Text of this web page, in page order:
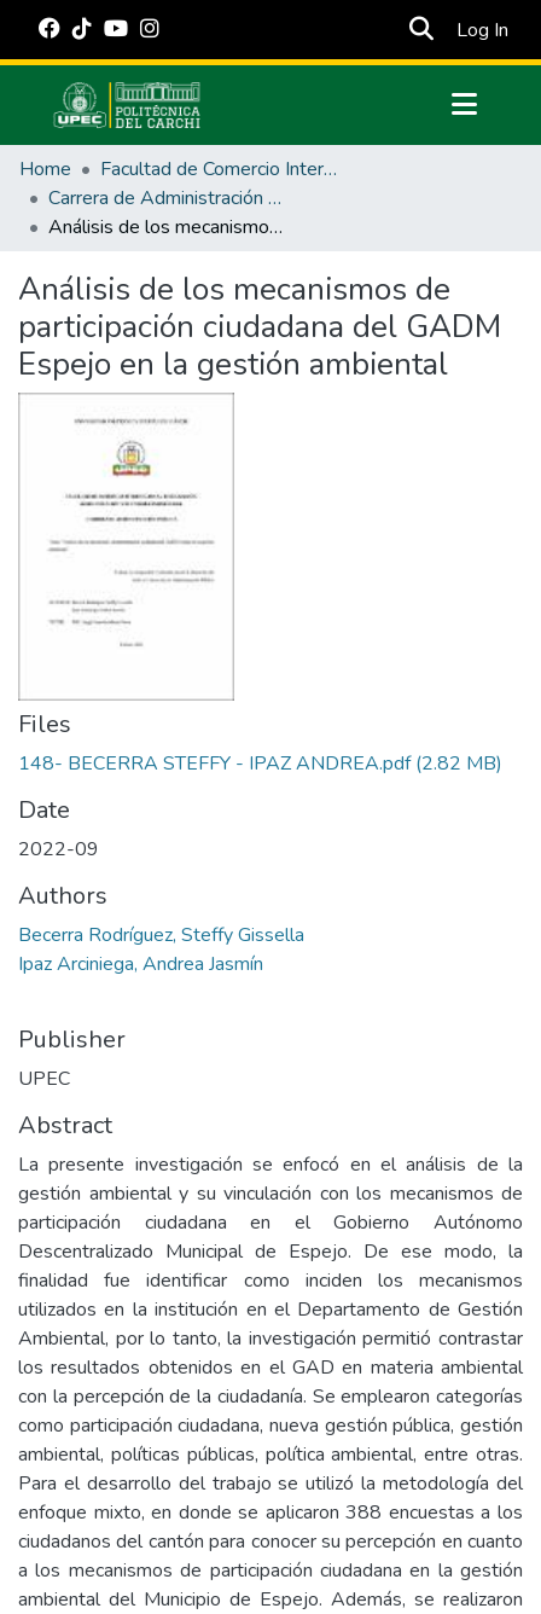
Log In
Communities & Collections
All of DSpace
Statistics
Estadísticas Externas
Manuales
Home
Facultad de Comercio Internacional, Integración, Administración y Economía Empresarial
Carrera de Administración Pública
Análisis de los mecanismos de participación ciudadana del GADM Espejo en la gestión ambiental
Análisis de los mecanismos de
participación ciudadana del GADM
Espejo en la gestión ambiental
Files
148- BECERRA STEFFY - IPAZ ANDREA.pdf(2.82 MB)
Date
2022-09
Authors
Becerra Rodríguez, Steffy Gissella
Ipaz Arciniega, Andrea Jasmín
Publisher
UPEC
Abstract
La presente investigación se enfocó en el análisis de la
gestión ambiental y su vinculación con los mecanismos de
participación ciudadana en el Gobierno Autónomo
Descentralizado Municipal de Espejo. De ese modo, la
finalidad fue identificar como inciden los mecanismos
utilizados en la institución en el Departamento de Gestión
Ambiental, por lo tanto, la investigación permitió contrastar
los resultados obtenidos en el GAD en materia ambiental
con la percepción de la ciudadanía. Se emplearon categorías
como participación ciudadana, nueva gestión pública, gestión
ambiental, políticas públicas, política ambiental, entre otras.
Para el desarrollo del trabajo se utilizó la metodología del
enfoque mixto, en donde se aplicaron 388 encuestas a los
ciudadanos del cantón para conocer su percepción en cuanto
a los mecanismos de participación ciudadana en la gestión
ambiental del Municipio de Espejo. Además, se realizaron